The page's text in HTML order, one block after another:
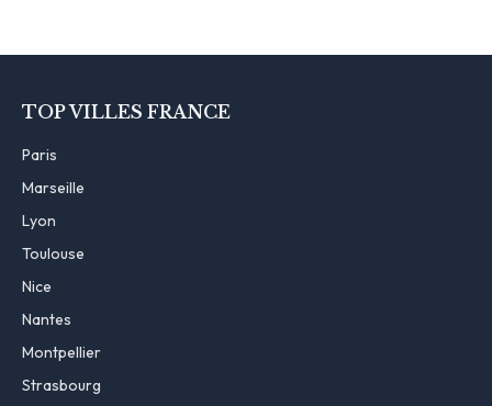
TOP VILLES FRANCE
Paris
Marseille
Lyon
Toulouse
Nice
Nantes
Montpellier
Strasbourg